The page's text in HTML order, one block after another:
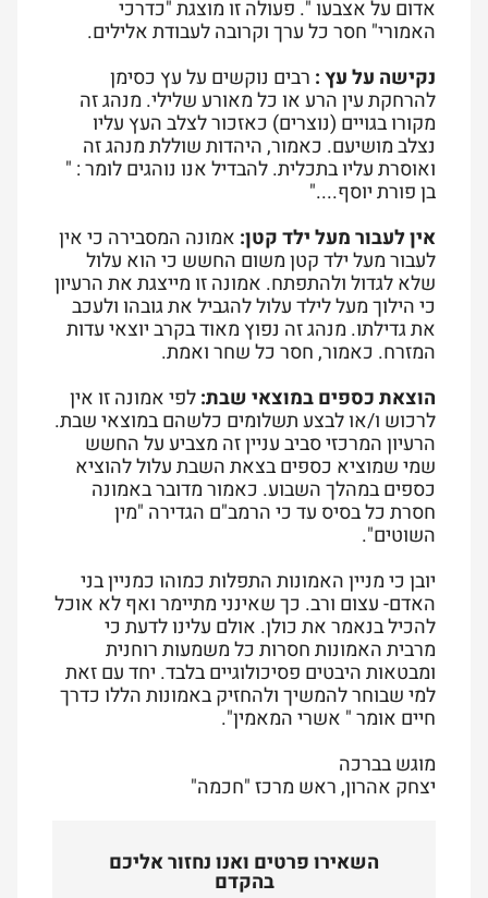
אדום על אצבעו ". פעולה זו מוצגת "כדרכי
האמורי" חסר כל ערך וקרובה לעבודת אלילים.
נקישה על עץ : רבים נוקשים על עץ כסימן
להרחקת עין הרע או כל מאורע שלילי. מנהג זה
מקורו בגויים (נוצרים) כאזכור לצלב העץ עליו
נצלב מושיעם. כאמור, היהדות שוללת מנהג זה
ואוסרת עליו בתכלית. להבדיל אנו נוהגים לומר : "
בן פורת יוסף...."
אין לעבור מעל ילד קטן: אמונה המסבירה כי אין
לעבור מעל ילד קטן משום החשש כי הוא עלול
שלא לגדול ולהתפתח. אמונה זו מייצגת את הרעיון
כי הילוך מעל לילד עלול להגביל את גובהו ולעכב
את גדילתו. מנהג זה נפוץ מאוד בקרב יוצאי עדות
המזרח. כאמור, חסר כל שחר ואמת.
הוצאת כספים במוצאי שבת:לפי אמונה זו אין
לרכוש ו/או לבצע תשלומים כלשהם במוצאי שבת.
הרעיון המרכזי סביב עניין זה מצביע על החשש
שמי שמוציא כספים בצאת השבת עלול להוציא
כספים במהלך השבוע. כאמור מדובר באמונה
חסרת כל בסיס עד כי הרמב"ם הגדירה "מין
השוטים".
יובן כי מניין האמונות התפלות כמוהו כמניין בני
האדם- עצום ורב. כך שאינני מתיימר ואף לא אוכל
להכיל בנאמר את כולן. אולם עלינו לדעת כי
מרבית האמונות חסרות כל משמעות רוחנית
ומבטאות היבטים פסיכולוגיים בלבד. יחד עם זאת
למי שבוחר להמשיך ולהחזיק באמונות הללו כדרך
חיים אומר " אשרי המאמין".
מוגש בברכה
יצחק אהרון, ראש מרכז "חכמה"
השאירו פרטים ואנו נחזור אליכם
בהקדם